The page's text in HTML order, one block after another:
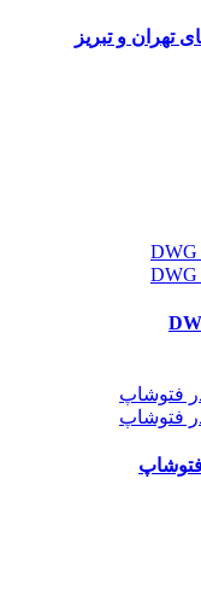
تهران و تبریز